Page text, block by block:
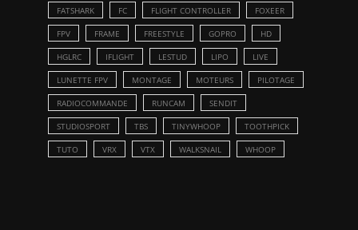
FATSHARK FC FLIGHT CONTROLLER FOXEER
FPV FRAME FREESTYLE GOPRO HD
HGLRC IFLIGHT LESTUD LIPO LIVE
LUNETTE FPV MONTAGE MOTEURS PILOTAGE
RADIOCOMMANDE RUNCAM SENDIT
STUDIOSPORT TBS TINYWHOOP TOOTHPICK
TUTO VRX VTX WALKSNAIL WHOOP